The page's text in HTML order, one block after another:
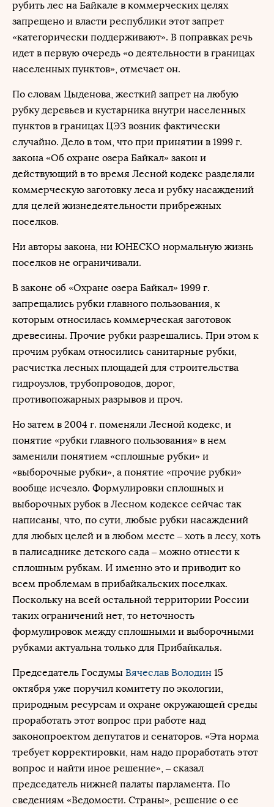
рубить лес на Байкале в коммерческих целях
запрещено и власти республики этот запрет
«категорически поддерживают». В поправках речь
идет в первую очередь «о деятельности в границах
населенных пунктов», отмечает он.
По словам Цыденова, жесткий запрет на любую
рубку деревьев и кустарника внутри населенных
пунктов в границах ЦЭЗ возник фактически
случайно. Дело в том, что при принятии в 1999 г.
закона «Об охране озера Байкал» закон и
действующий в то время Лесной кодекс разделяли
коммерческую заготовку леса и рубку насаждений
для целей жизнедеятельности прибрежных
поселков.
Ни авторы закона, ни ЮНЕСКО нормальную жизнь
поселков не ограничивали.
В законе об «Охране озера Байкал» 1999 г.
запрещались рубки главного пользования, к
которым относилась коммерческая заготовок
древесины. Прочие рубки разрешались. При этом к
прочим рубкам относились санитарные рубки,
расчистка лесных площадей для строительства
гидроузлов, трубопроводов, дорог,
противопожарных разрывов и проч.
Но затем в 2004 г. поменяли Лесной кодекс, и
понятие «рубки главного пользования» в нем
заменили понятием «сплошные рубки» и
«выборочные рубки», а понятие «прочие рубки»
вообще исчезло. Формулировки сплошных и
выборочных рубок в Лесном кодексе сейчас так
написаны, что, по сути, любые рубки насаждений
для любых целей и в любом месте – хоть в лесу, хоть
в палисаднике детского сада – можно отнести к
сплошным рубкам. И именно это и приводит ко
всем проблемам в прибайкальских поселках.
Поскольку на всей остальной территории России
таких ограничений нет, то неточность
формулировок между сплошными и выборочными
рубками актуальна только для Прибайкалья.
Председатель Госдумы Вячеслав Володин 15
октября уже поручил комитету по экологии,
природным ресурсам и охране окружающей среды
проработать этот вопрос при работе над
законопроектом депутатов и сенаторов. «Эта норма
требует корректировки, нам надо проработать этот
вопрос и найти иное решение», – сказал
председатель нижней палаты парламента. По
сведениям «Ведомости. Страны», решение о ее